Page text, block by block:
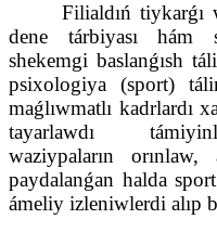
Filialdıń tiykarǵı
dene tárbiyası hám
shekemgi baslanǵısh
psixologiya (sport)
maǵlıwmatlı kadrlardı
tayarlawdı
waziypaların
paydalanǵan halda
ámeliy izleniwlerdi alıp